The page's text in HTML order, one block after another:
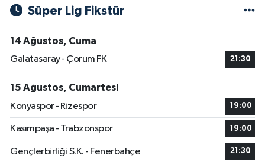
Süper Lig Fikstür
14 Ağustos, Cuma
Galatasaray - Çorum FK
21:30
15 Ağustos, Cumartesi
Konyaspor - Rizespor
19:00
Kasımpaşa - Trabzonspor 19:00
Gençlerbirliği S.K. - Fenerbahçe 21:30